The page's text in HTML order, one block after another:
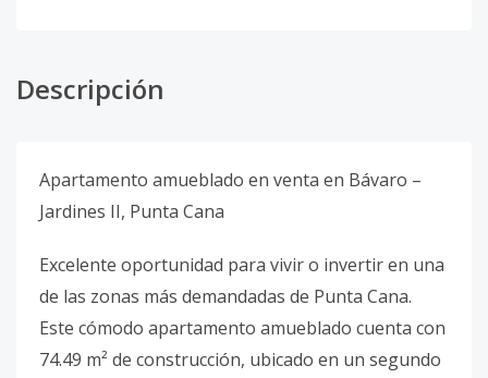
Descripción
Apartamento amueblado en venta en Bávaro –
Jardines II, Punta Cana
Excelente oportunidad para vivir o invertir en una
de las zonas más demandadas de Punta Cana.
Este cómodo apartamento amueblado cuenta con
74.49 m² de construcción, ubicado en un segundo